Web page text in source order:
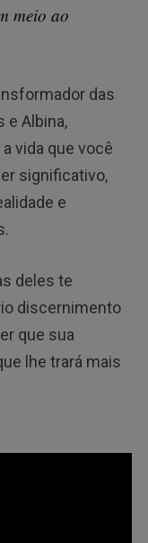
meio ao
das
e Albina,
vida que você
significativo,
e
deles te
discernimento
que sua
lhe trará mais